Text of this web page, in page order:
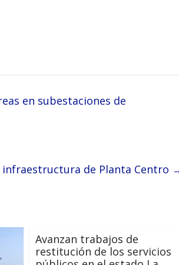
en subestaciones de
de Planta Centro
Avanzan trabajos de
restitución de los servicios